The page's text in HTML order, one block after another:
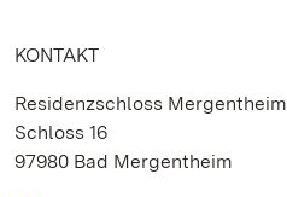
KONTAKT
Residenzschloss Mergentheim
Schloss 16
97980 Bad Mergentheim